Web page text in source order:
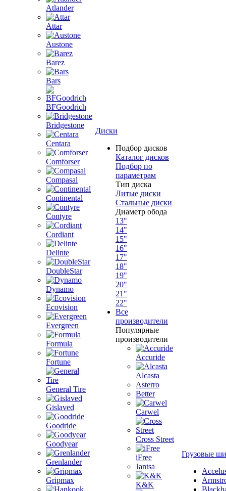
Atlander
Attar
Austone
Barez
Bars
BFGoodrich
Bridgestone
Centara
Comforser
Compasal
Continental
Contyre
Cordiant
Delinte
DoubleStar
Dynamo
Ecovision
Evergreen
Formula
Fortune
General Tire
Gislaved
Goodride
Goodyear
Grenlander
Gripmax
Диски
Подбор дисков
Каталог дисков
Подбор по
параметрам
Тип диска
Литые диски
Стальные диски
Диаметр обода
13"
14"
15"
16"
17"
18"
19"
20"
21"
22"
Все
производители
Популярные
производители
Accuride
Alcasta
Asterro
Better
Carwel
Cross Street
iFree
Jantsa
K&K
Грузовые